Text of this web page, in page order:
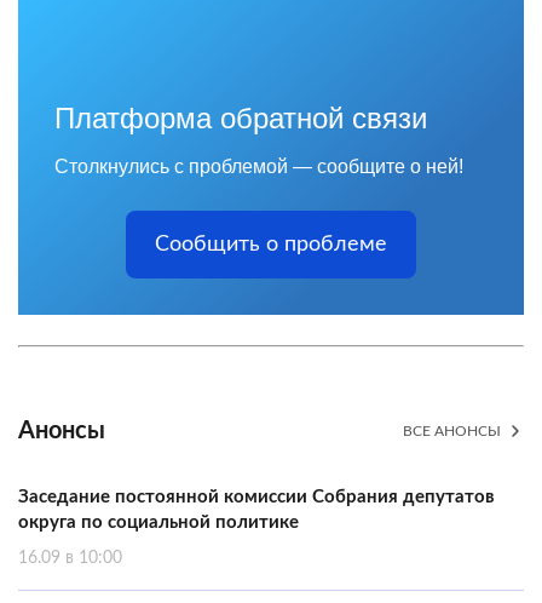
Платформа обратной связи
Столкнулись с проблемой — сообщите о ней!
Сообщить о проблеме
Анонсы ВСЕ АНОНСЫ
Заседание постоянной комиссии Собрания депутатов
округа по социальной политике
16.09 в 10:00